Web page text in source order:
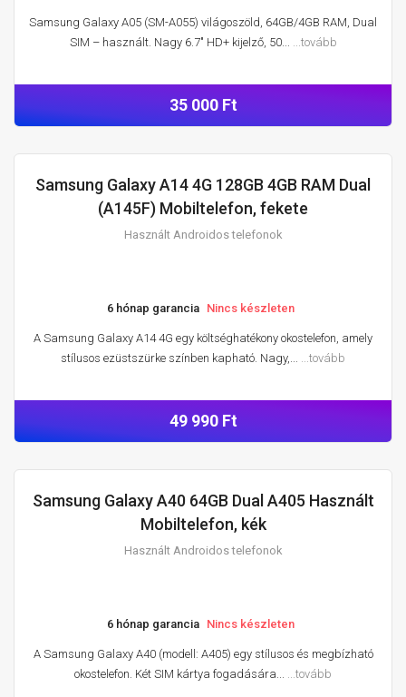
Samsung Galaxy A05 (SM-A055) világoszöld, 64GB/4GB RAM, Dual
SIM – használt. Nagy 6.7" HD+ kijelző, 50... ...tovább
35 000 Ft
Samsung Galaxy A14 4G 128GB 4GB RAM Dual
(A145F) Mobiltelefon, fekete
Használt Androidos telefonok
6 hónap garancia Nincs készleten
A Samsung Galaxy A14 4G egy költséghatékony okostelefon, amely
stílusos ezüstszürke színben kapható. Nagy,... ...tovább
49 990 Ft
Samsung Galaxy A40 64GB Dual A405 Használt
Mobiltelefon, kék
Használt Androidos telefonok
6 hónap garancia Nincs készleten
A Samsung Galaxy A40 (modell: A405) egy stílusos és megbízható
okostelefon. Két SIM kártya fogadására... ...tovább